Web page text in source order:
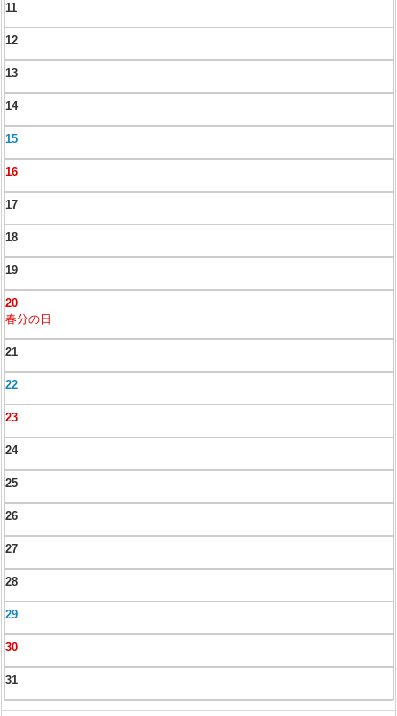
11
12
13
14
15
16
17
18
19
20
春分の日
21
22
23
24
25
26
27
28
29
30
31